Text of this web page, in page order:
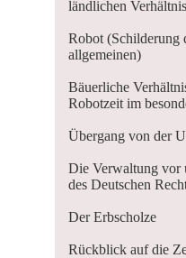
ländlichen
Robot (Schilderung
allgemeinen)
Bäuerliche
Robotzeit im
Übergang von der
Die Verwaltung vor
des Deutschen
Der Erbscholze
Rückblick auf die